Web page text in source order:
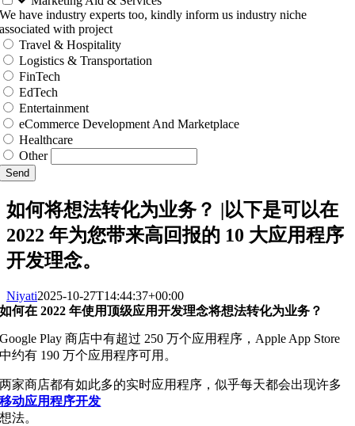
We have industry experts too, kindly inform us industry niche
associated with project
Travel & Hospitality
Logistics & Transportation
FinTech
EdTech
Entertainment
eCommerce Development And Marketplace
Healthcare
Other
Send
如何将想法转化为业务？ |以下是可以在
2022 年为您带来高回报的 10 大应用程序
开发理念。
Niyati2025-10-27T14:44:37+00:00
如何在 2022 年使用顶级应用开发理念将想法转化为业务？
Google Play 商店中有超过 250 万个应用程序，Apple App Store
中约有 190 万个应用程序可用。
两家商店都有如此多的实时应用程序，似乎每天都会出现许多
移动应用程序开发
想法。